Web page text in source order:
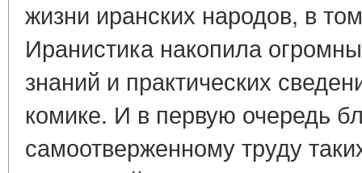
жизни иранских народов, в
Иранистика накопила
знаний и практических
комике. И в первую очередь
самоотверженному труду